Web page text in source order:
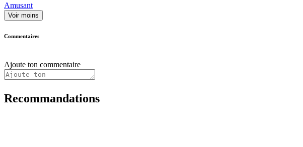
Amusant
Voir moins
Commentaires
Ajoute ton commentaire
Recommandations